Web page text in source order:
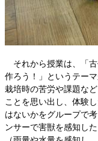
それから授業は、「
作ろう！」というテー
栽培時の苦労や課題な
ことを思い出し、体験
はないかをグループで
ンサーで害獣を感知し